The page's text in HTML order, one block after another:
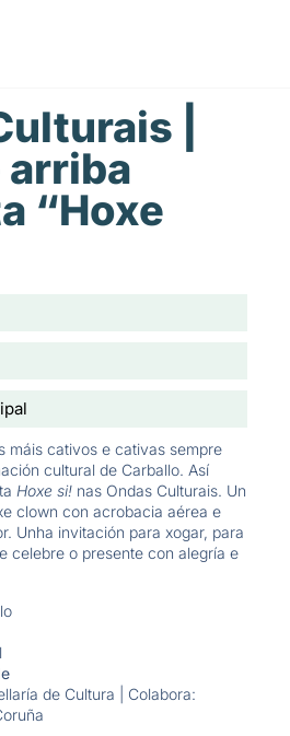
|
arriba
“Hoxe
máis cativos e cativas sempre
cultural de Carballo. Así
Hoxe si!nas Ondas Culturais. Un
clown con acrobacia aérea e
Unha invitación para xogar, para
celebre o presente con alegría e
de Cultura | Colabora: